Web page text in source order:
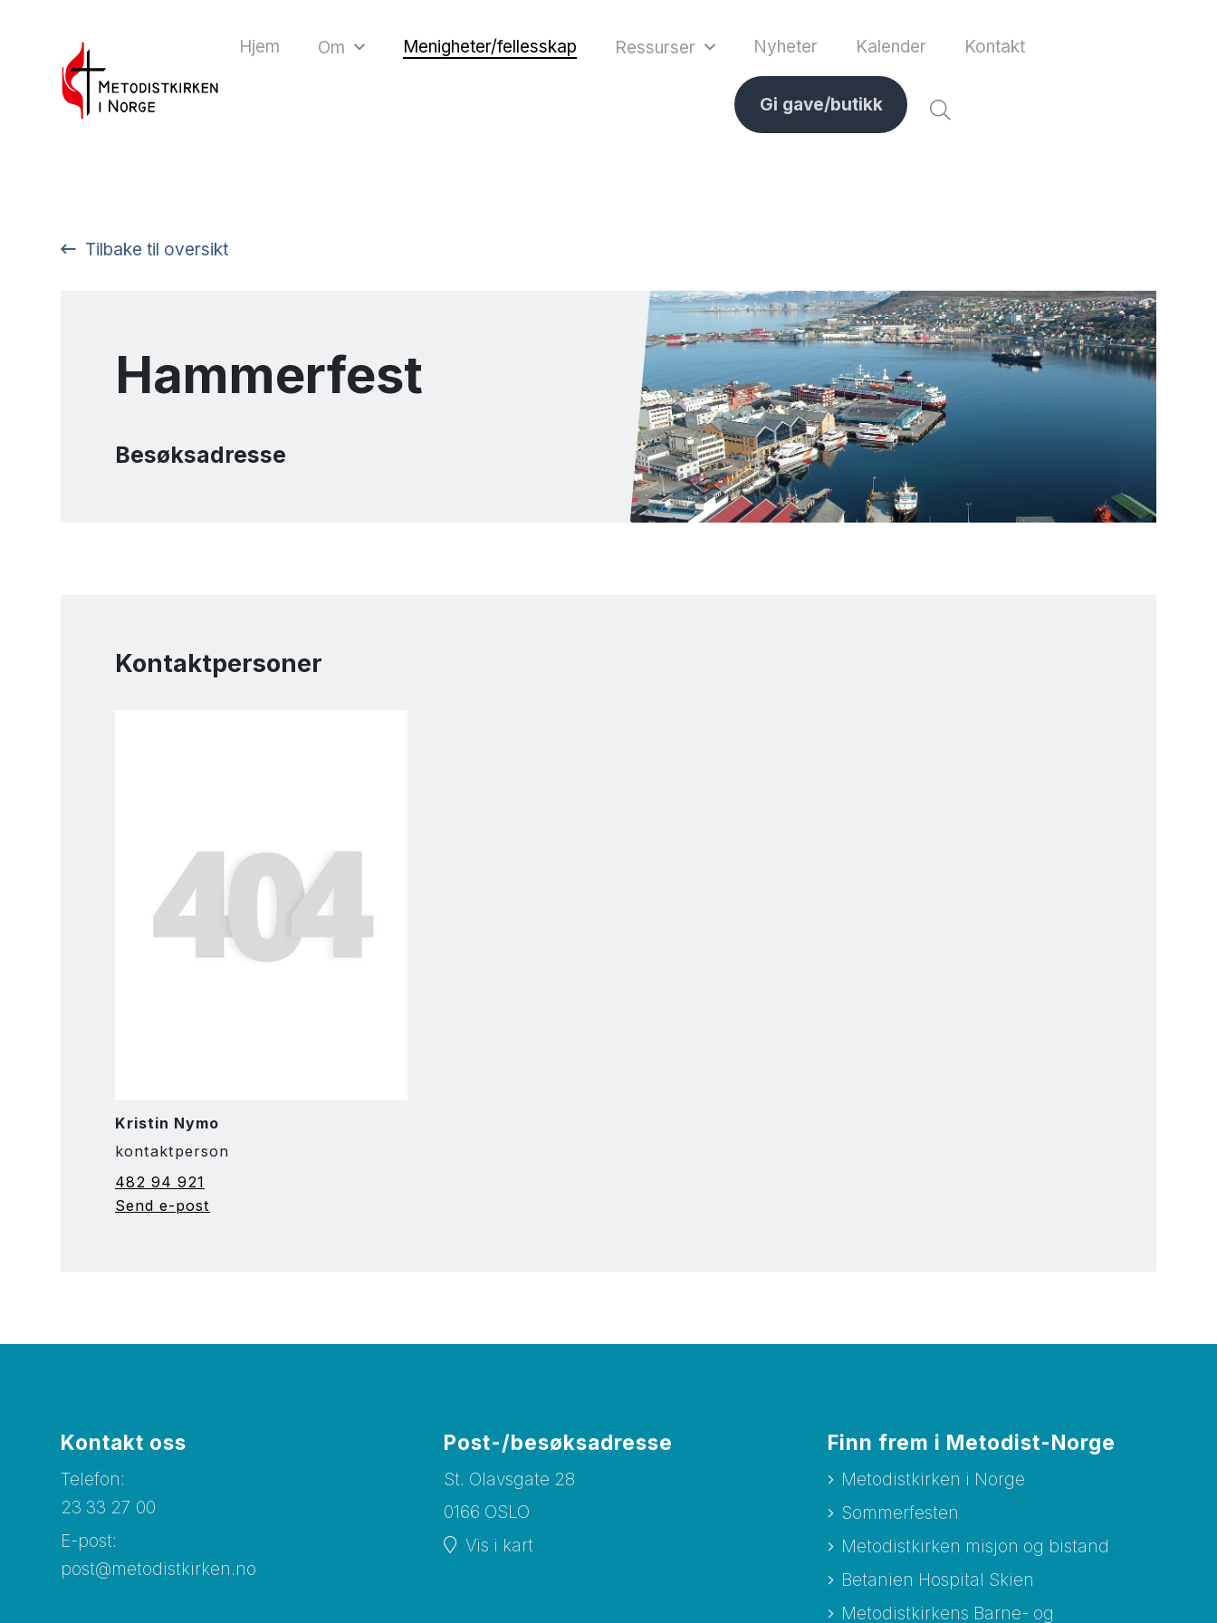
Hjem Om Menigheter/fellesskap Ressurser Nyheter Kalender Kontakt
Gi gave/butikk
Tilbake til oversikt
Hammerfest
Besøksadresse
Kontaktpersoner
Kristin Nymo
kontaktperson
482 94 921
Send e-post
Kontakt oss
Telefon:
23 33 27 00
E-post:
post@metodistkirken.no
Post-/besøksadresse
St. Olavsgate 28
0166 OSLO
Vis i kart
Finn frem i Metodist-Norge
Metodistkirken i Norge
Sommerfesten
Metodistkirken misjon og bistand
Betanien Hospital Skien
Metodistkirkens Barne- og